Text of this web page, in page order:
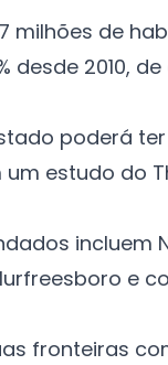
milhões de
desde 2010,
poderá
um estudo do
incluem
e
fronteiras